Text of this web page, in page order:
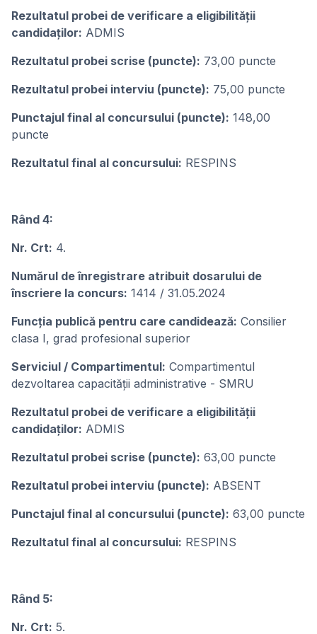
Rezultatul probei de verificare a eligibilității
candidaților: ADMIS
Rezultatul probei scrise (puncte): 73,00 puncte
Rezultatul probei interviu (puncte): 75,00 puncte
Punctajul final al concursului (puncte): 148,00
puncte
Rezultatul final al concursului: RESPINS
Rând 4:
Nr. Crt: 4.
Numărul de înregistrare atribuit dosarului de
înscriere la concurs: 1414 / 31.05.2024
Funcția publică pentru care candidează: Consilier
clasa I, grad profesional superior
Serviciul / Compartimentul: Compartimentul
dezvoltarea capacității administrative - SMRU
Rezultatul probei de verificare a eligibilității
candidaților: ADMIS
Rezultatul probei scrise (puncte): 63,00 puncte
Rezultatul probei interviu (puncte): ABSENT
Punctajul final al concursului (puncte): 63,00 puncte
Rezultatul final al concursului: RESPINS
Rând 5:
Nr. Crt: 5.